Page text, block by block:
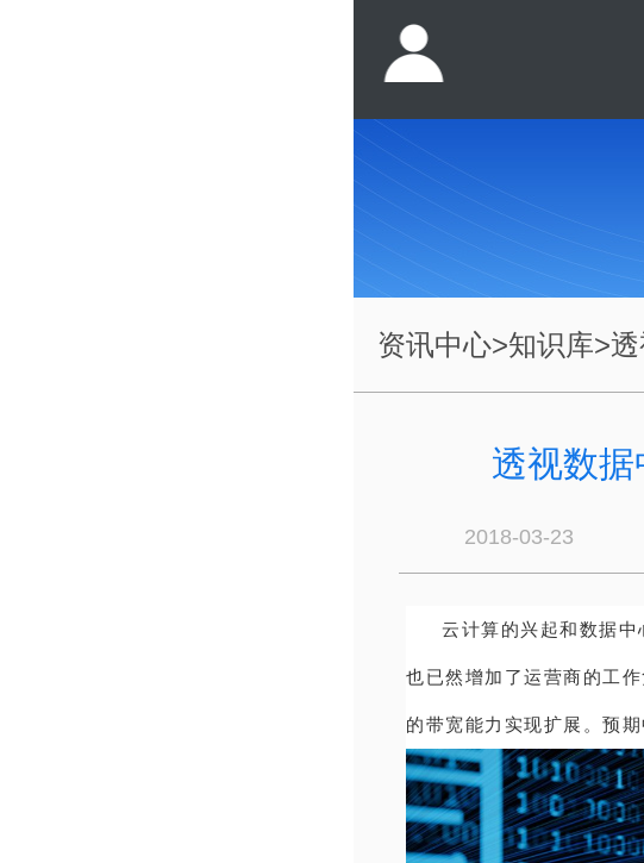
资讯中心>知识库>
透视数
2018-03-23
云计算的兴起和数据
也已然增加了运营商的工
的带宽能力实现扩展。预